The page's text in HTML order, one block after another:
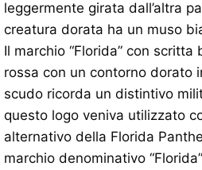
leggermente girata dall’altra
creatura dorata ha un muso
Il marchio “Florida” con
rossa con un contorno dorato
scudo ricorda un distintivo
questo logo veniva utilizzato
alternativo della Florida
marchio denominativo